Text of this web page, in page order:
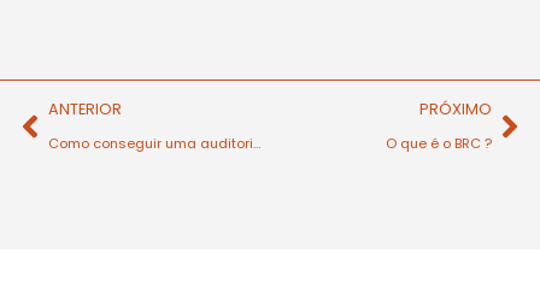
ANTERIOR
Como conseguir uma auditoria de certificação bem-sucedida?
PRÓXIMO
O que é o BRC ?